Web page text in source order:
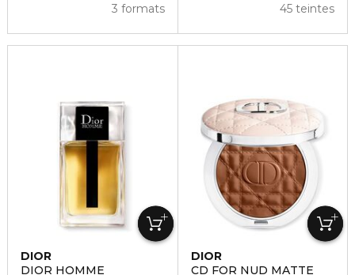
3 formats 45 teintes
DIOR
DIOR HOMME
DIOR
CD FOR NUD MATTE